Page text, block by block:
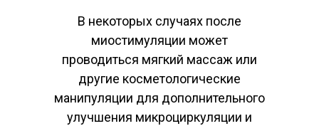
В некоторых случаях после
миостимуляции может
проводиться мягкий массаж или
другие косметологические
манипуляции для дополнительного
улучшения микроциркуляции и